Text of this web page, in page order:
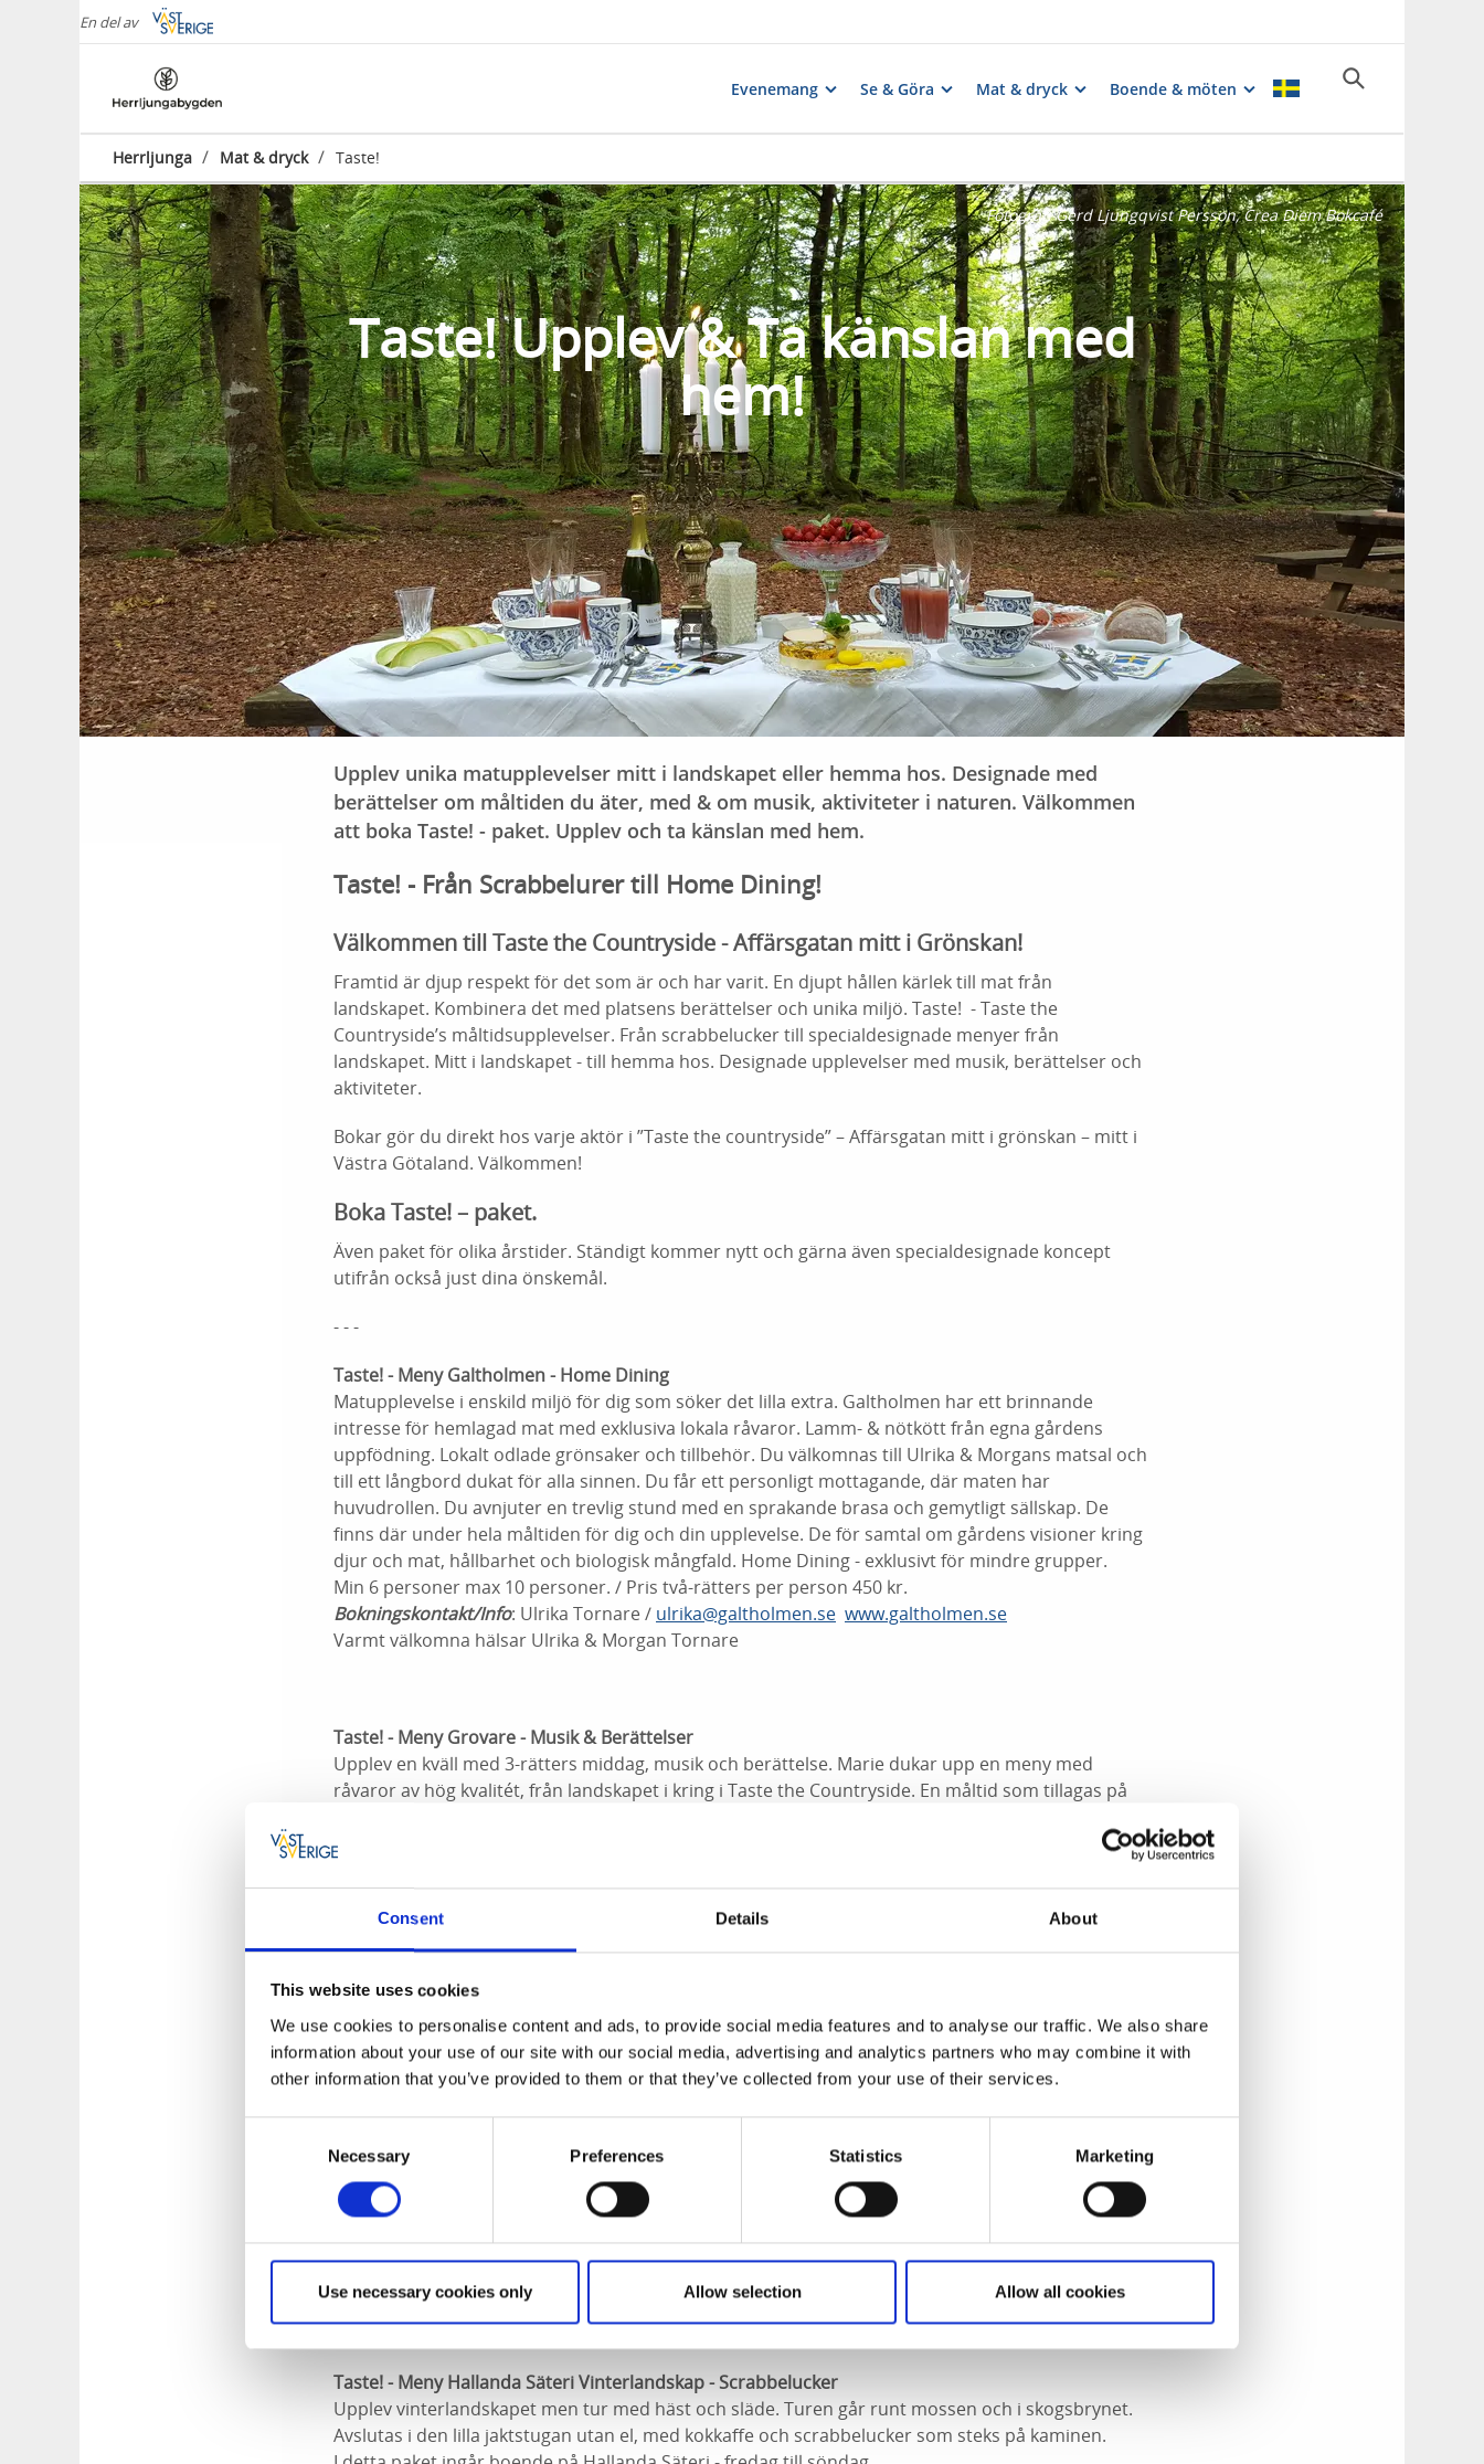
Consent Details About
This website uses cookies
We use cookies to personalise content and ads, to provide social media features and to analyse our traffic. We also share
information about your use of our site with our social media, advertising and analytics partners who may combine it with
other information that you’ve provided to them or that they’ve collected from your use of their services.
Necessary Preferences Statistics Marketing
Use necessary cookies only Allow selection Allow all cookies
En del av
Evenemang Se & Göra Mat & dryck Boende & möten
Herrljunga / Mat & dryck / Taste!
Fotograf:Gerd Ljungqvist Persson, Crea Diem Bokcafé
Taste! Upplev & Ta känslan med
hem!
Upplev unika matupplevelser mitt i landskapet eller hemma hos. Designade med
berättelser om måltiden du äter, med & om musik, aktiviteter i naturen. Välkommen
att boka Taste! - paket. Upplev och ta känslan med hem.
Taste! - Från Scrabbelurer till Home Dining!
Välkommen till Taste the Countryside - Affärsgatan mitt i Grönskan!
Framtid är djup respekt för det som är och har varit. En djupt hållen kärlek till mat från
landskapet. Kombinera det med platsens berättelser och unika miljö. Taste! - Taste the
Countryside’s måltidsupplevelser. Från scrabbelucker till specialdesignade menyer från
landskapet. Mitt i landskapet - till hemma hos. Designade upplevelser med musik, berättelser och
aktiviteter.
Bokar gör du direkt hos varje aktör i ”Taste the countryside” – Affärsgatan mitt i grönskan – mitt i
Västra Götaland. Välkommen!
Boka Taste! – paket.
Även paket för olika årstider. Ständigt kommer nytt och gärna även specialdesignade koncept
utifrån också just dina önskemål.
- - -
Taste! - Meny Galtholmen - Home Dining
Matupplevelse i enskild miljö för dig som söker det lilla extra. Galtholmen har ett brinnande
intresse för hemlagad mat med exklusiva lokala råvaror. Lamm- & nötkött från egna gårdens
uppfödning. Lokalt odlade grönsaker och tillbehör. Du välkomnas till Ulrika & Morgans matsal och
till ett långbord dukat för alla sinnen. Du får ett personligt mottagande, där maten har
huvudrollen. Du avnjuter en trevlig stund med en sprakande brasa och gemytligt sällskap. De
finns där under hela måltiden för dig och din upplevelse. De för samtal om gårdens visioner kring
djur och mat, hållbarhet och biologisk mångfald. Home Dining - exklusivt för mindre grupper.
Min 6 personer max 10 personer. / Pris två-rätters per person 450 kr.
Bokningskontakt/Info: Ulrika Tornare / ulrika@galtholmen.se www.galtholmen.se
Varmt välkomna hälsar Ulrika & Morgan Tornare
Taste! - Meny Grovare - Musik & Berättelser
Upplev en kväll med 3-rätters middag, musik och berättelse. Marie dukar upp en meny med
råvaror av hög kvalitét, från landskapet i kring i Taste the Countryside. En måltid som tillagas på
i den gamla lanthandeln i Grovare med härlig känsla från sekelskiftet.
Bokningskontakt/Info:butik@grovare.seeller 0704-645161 /www.grovare.se
Varmt välkomna hälsar Marie Arturén
Taste! - Meny Crea Diem - Utflyktsmåltid
Crea Diem packar ingredienser till en härlig sallad, som du blandar ihop själv på plats. En sallad i
form av grönsaker, frukt, lokalproducerad ost och lammkorv, rostade fröer, hemslungad dijonsås
tillbehör. Tips på utflyktsmål eller vandringar. Även en utflyktsmåltid att ta med hem till dig.
Pris per person 225 kr.
Kontakta Crea Diem även för specialdesignade utflyktskoncept, måltid/picknick och tillbehör att
Bokningskontakt/Info:boka@creadiem.seeller 0513-60029 /www.creadiem.se
Varmt välkomna hälsar vi alla från Crea Diem Bokcafé / Gerd
Taste! - Meny Hallanda Säteri Vinterlandskap - Scrabbelucker
Upplev vinterlandskapet men tur med häst och släde. Turen går runt mossen och i skogsbrynet.
Avslutas i den lilla jaktstugan utan el, med kokkaffe och scrabbelucker som steks på kaminen.